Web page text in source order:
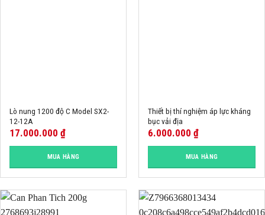
Lò nung 1200 độ C Model SX2-
12-12A
17.000.000 ₫
MUA HÀNG
Thiết bị thí nghiệm áp lực kháng
bục vải địa
6.000.000 ₫
MUA HÀNG